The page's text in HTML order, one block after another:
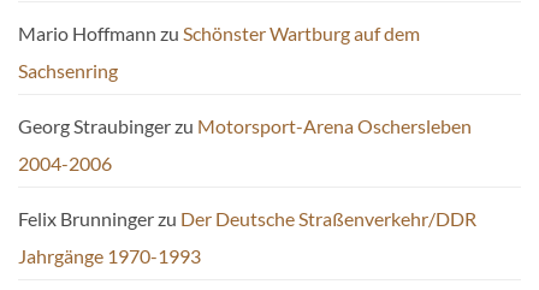
Mario Hoffmann zu Schönster Wartburg auf dem
Sachsenring
Georg Straubingerzu Motorsport-Arena Oschersleben
2004-2006
Felix Brunningerzu Der Deutsche Straßenverkehr/DDR
Jahrgänge 1970-1993